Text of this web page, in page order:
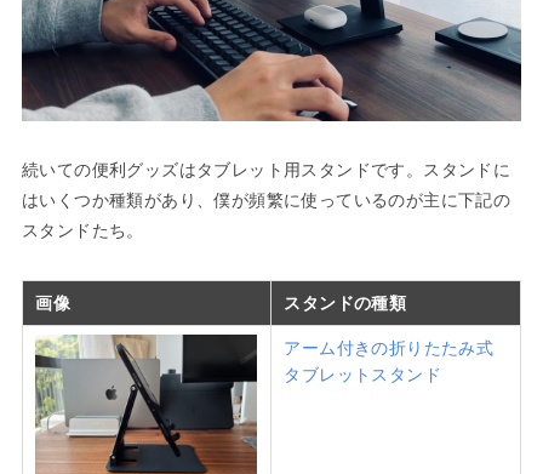
続いての便利グッズはタブレット用スタンドです。スタンドに
はいくつか種類があり、僕が頻繁に使っているのが主に下記の
スタンドたち。
画像 スタンドの種類
アーム付きの折りたたみ式
タブレットスタンド